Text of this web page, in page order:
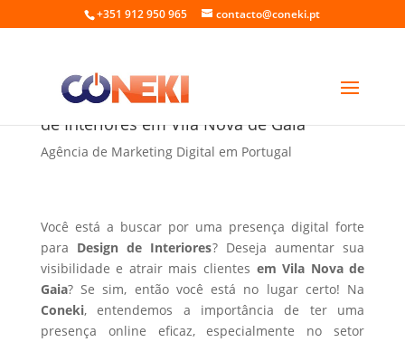
+351 912 950 965 contacto@coneki.pt
Agência de marketing digital para Design
de Interiores em Vila Nova de Gaia
Agência de Marketing Digital em Portugal
Você está a buscar por uma presença digital forte
para Design de Interiores? Deseja aumentar sua
visibilidade e atrair mais clientes em Vila Nova de
Gaia? Se sim, então você está no lugar certo! Na
Coneki, entendemos a importância de ter uma
presença online eficaz, especialmente no setor